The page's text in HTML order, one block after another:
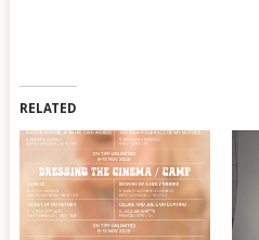
RELATED